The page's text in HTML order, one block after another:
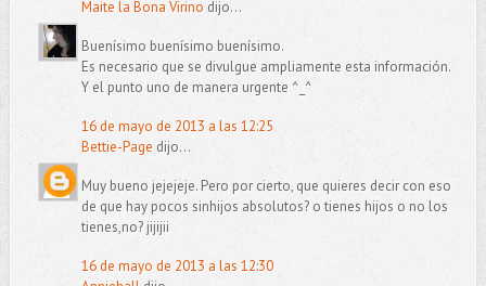
Maite la Bona Virino dijo...
Buenísimo buenísimo buenísimo.
Es necesario que se divulgue ampliamente esta información.
Y el punto uno de manera urgente ^_^
16 de mayo de 2013 a las 12:25
Bettie-Page dijo...
Muy bueno jejejeje. Pero por cierto, que quieres decir con eso
de que hay pocos sinhijos absolutos? o tienes hijos o no los
tienes,no? jijijii
16 de mayo de 2013 a las 12:30